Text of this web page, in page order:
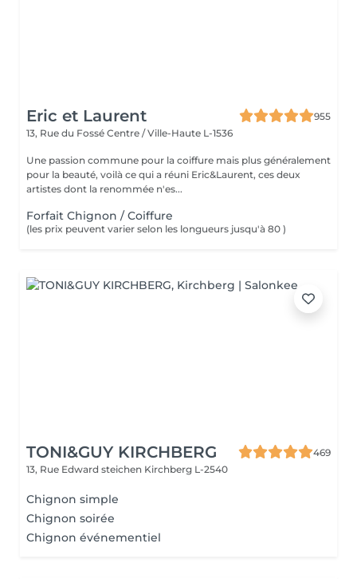
Eric et Laurent
955
13, Rue du Fossé Centre / Ville-Haute L-1536
Une passion commune pour la coiffure mais plus généralement
pour la beauté, voilà ce qui a réuni Eric&Laurent, ces deux
artistes dont la renommée n'es...
Forfait Chignon / Coiffure
(les prix peuvent varier selon les longueurs jusqu'à 80 )
TONI&GUY KIRCHBERG
469
13, Rue Edward steichen Kirchberg L-2540
Chignon simple
Chignon soirée
Chignon événementiel